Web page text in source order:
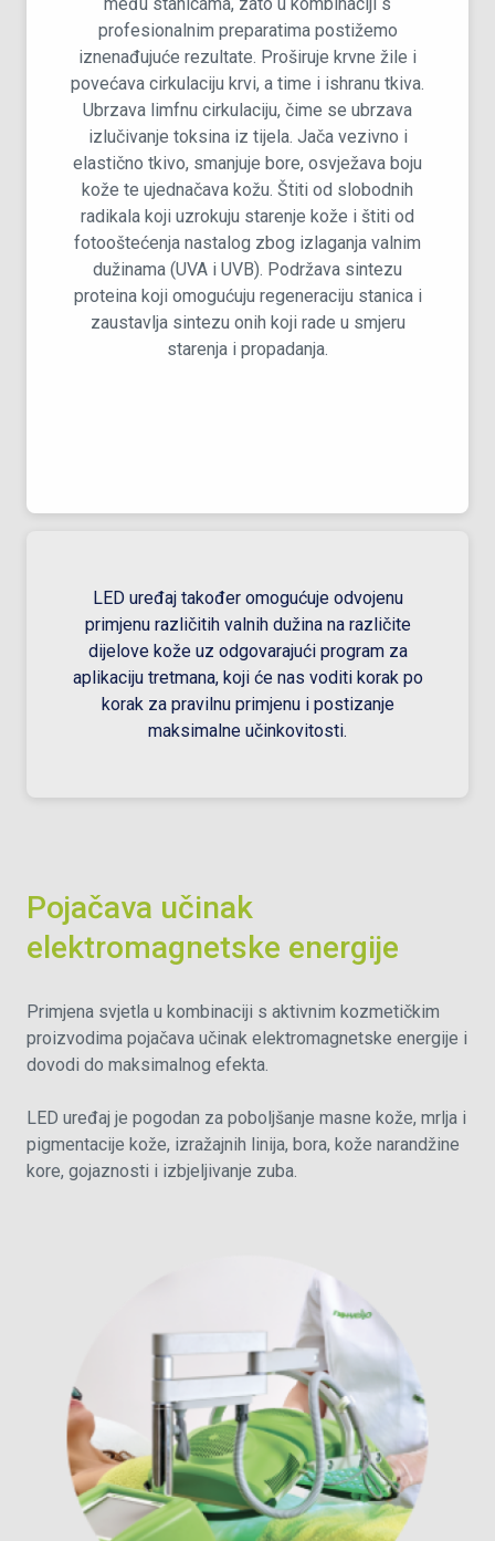
profesionalnim preparatima postižemo
iznenađujuće rezultate. Proširuje krvne žile i
povećava cirkulaciju krvi, a time i ishranu tkiva.
Ubrzava limfnu cirkulaciju, čime se ubrzava
izlučivanje toksina iz tijela. Jača vezivno i
elastično tkivo, smanjuje bore, osvježava boju
kože te ujednačava kožu. Štiti od slobodnih
radikala koji uzrokuju starenje kože i štiti od
fotooštećenja nastalog zbog izlaganja valnim
dužinama (UVA i UVB). Podržava sintezu
proteina koji omogućuju regeneraciju stanica i
zaustavlja sintezu onih koji rade u smjeru
starenja i propadanja.
LED uređaj također omogućuje odvojenu
primjenu različitih valnih dužina na različite
dijelove kože uz odgovarajući program za
aplikaciju tretmana, koji će nas voditi korak po
korak za pravilnu primjenu i postizanje
maksimalne učinkovitosti.
Pojačava učinak
elektromagnetske energije
Primjena svjetla u kombinaciji s aktivnim kozmetičkim
proizvodima pojačava učinak elektromagnetske energije i
dovodi do maksimalnog efekta.
LED uređaj je pogodan za poboljšanje masne kože, mrlja i
pigmentacije kože, izražajnih linija, bora, kože narandžine
kore, gojaznosti i izbjeljivanje zuba.